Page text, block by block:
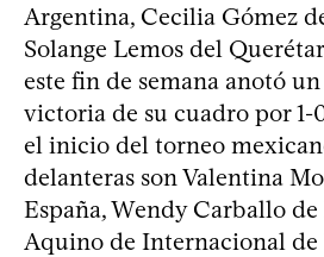
Argentina, Cecilia Gómez
Solange Lemos del
este fin de semana anotó
victoria de su cuadro por 1-
el inicio del torneo
delanteras son Valentina
España, Wendy Carballo
Aquino de Internacional de